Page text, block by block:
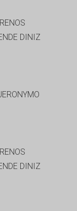
DINIZ
DINIZ